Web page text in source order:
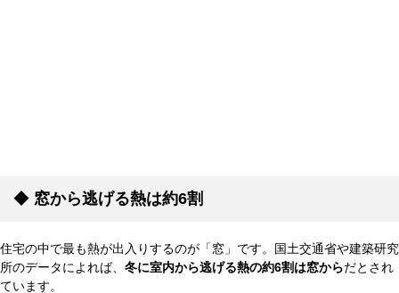
◆ 窓から逃げる熱は約6割
住宅の中で最も熱が出入りするのが「窓」です。国土交通省や建築研究
所のデータによれば、 冬に室内から逃げる熱の約6割は窓からだとされ
ています。